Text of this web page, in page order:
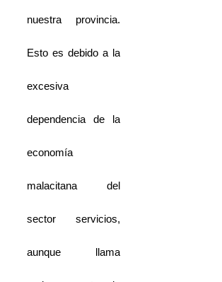
nuestra provincia.
Esto es debido a la
excesiva
dependencia de la
economía
malacitana del
sector servicios,
aunque llama